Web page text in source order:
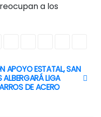
a los
APOYO ESTATAL, SAN
ALBERGARÁ LIGA
DE ACERO